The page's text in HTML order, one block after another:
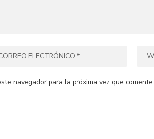
navegador para la próxima vez que comente.